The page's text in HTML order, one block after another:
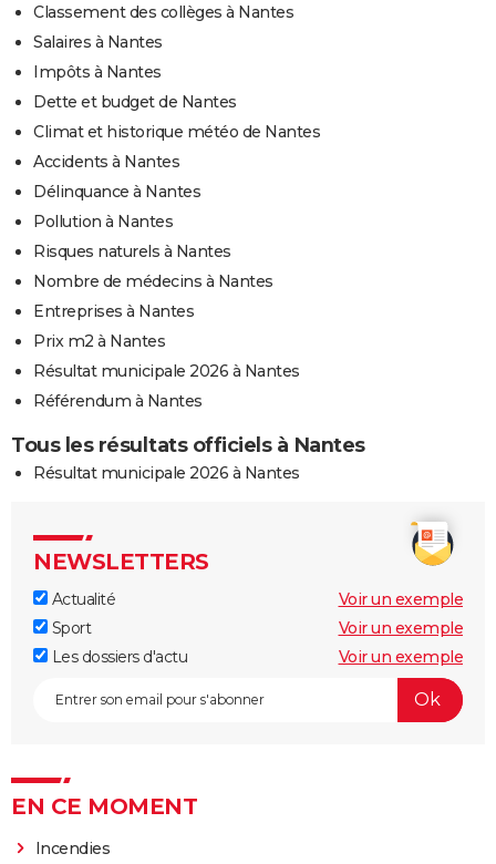
Classement des collèges à Nantes
Salaires à Nantes
Impôts à Nantes
Dette et budget de Nantes
Climat et historique météo de Nantes
Accidents à Nantes
Délinquance à Nantes
Pollution à Nantes
Risques naturels à Nantes
Nombre de médecins à Nantes
Entreprises à Nantes
Prix m2 à Nantes
Résultat municipale 2026 à Nantes
Référendum à Nantes
Tous les résultats officiels à Nantes
Résultat municipale 2026 à Nantes
NEWSLETTERS
Actualité
Voir un exemple
Sport
Voir un exemple
Les dossiers d'actu
Voir un exemple
EN CE MOMENT
Incendies